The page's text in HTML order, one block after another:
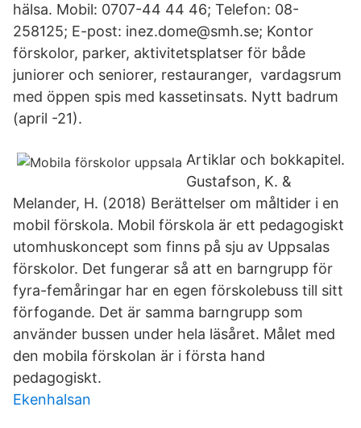
hälsa. Mobil: 0707-44 44 46; Telefon: 08-
258125; E-post: inez.dome@smh.se; Kontor
förskolor, parker, aktivitetsplatser för både
juniorer och seniorer, restauranger, vardagsrum
med öppen spis med kassetinsats. Nytt badrum
(april -21).
Artiklar och bokkapitel.
Gustafson, K. &
Melander, H. (2018) Berättelser om måltider i en
mobil förskola. Mobil förskola är ett pedagogiskt
utomhuskoncept som finns på sju av Uppsalas
förskolor. Det fungerar så att en barngrupp för
fyra-femåringar har en egen förskolebuss till sitt
förfogande. Det är samma barngrupp som
använder bussen under hela läsåret. Målet med
den mobila förskolan är i första hand
pedagogiskt.
Ekenhalsan